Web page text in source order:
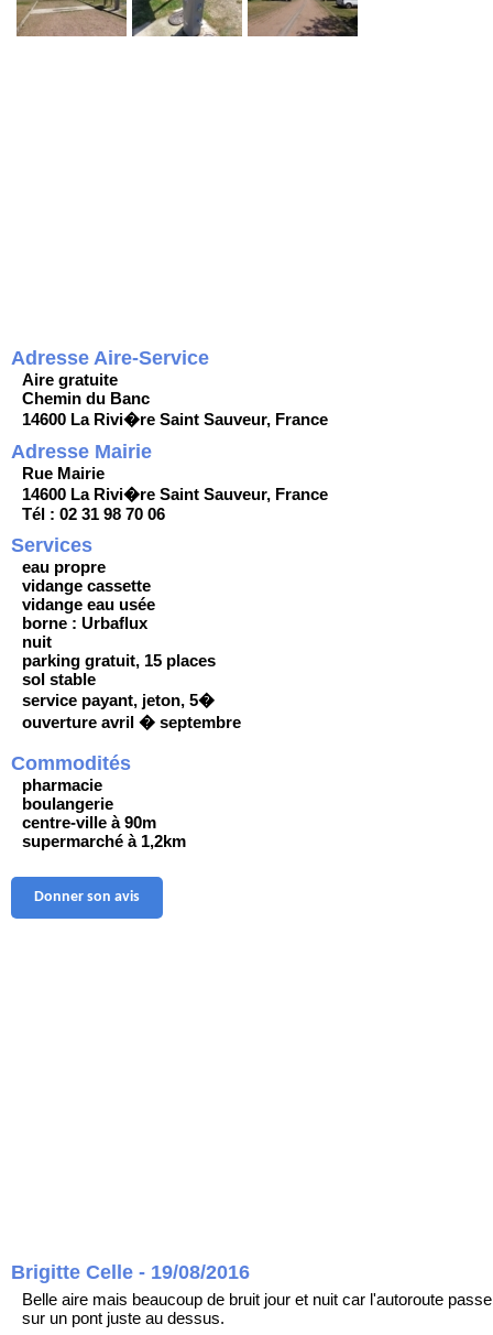
Adresse Aire-Service
Aire gratuite
Chemin du Banc
14600 La Rivi�re Saint Sauveur, France
Adresse Mairie
Rue Mairie
14600 La Rivi�re Saint Sauveur, France
Tél : 02 31 98 70 06
Services
eau propre
vidange cassette
vidange eau usée
borne : Urbaflux
nuit
parking gratuit, 15 places
sol stable
service payant, jeton, 5�
ouverture avril � septembre
Commodités
pharmacie
boulangerie
centre-ville à 90m
supermarché à 1,2km
Donner son avis
Brigitte Celle - 19/08/2016
Belle aire mais beaucoup de bruit jour et nuit car l'autoroute passe
sur un pont juste au dessus.